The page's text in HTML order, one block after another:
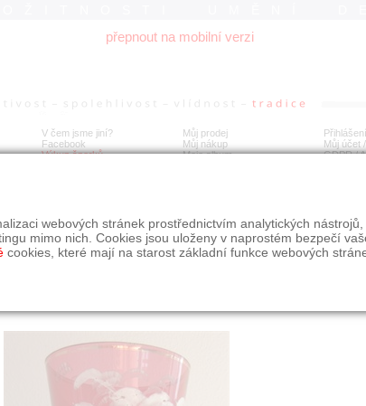
přepnout na mobilní verzi
V čem jsme jiní?
Facebook
Výkup šperků
Můj prodej
Můj nákup
Moje album
Přihlášení
Můj účet
GDPR/
pohár ručně malovaný
webových stránek prostřednictvím analytických
mimo nich. Cookies jsou uloženy v naprostém bezpečí
cookies, které mají na starost základní funkce webových